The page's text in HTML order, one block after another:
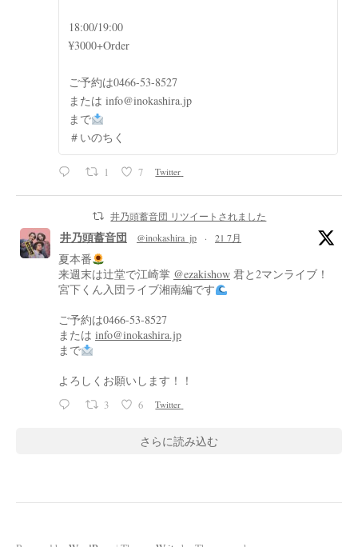
18:00/19:00
¥3000+Order
ご予約は0466-53-8527
または info@inokashira.jp
まで
＃いのちく
1 7 Twitter
井乃頭蓄音団 リツイートされました
井乃頭蓄音団 @inokashira_jp · 21 7月
夏本番
来週末は辻堂で江崎掌 @ezakishow 君と2マンライブ！
宮下くん入団ライブ湘南編です
ご予約は0466-53-8527
または info@inokashira.jp
まで
よろしくお願いします！！
3 6 Twitter
さらに読み込む